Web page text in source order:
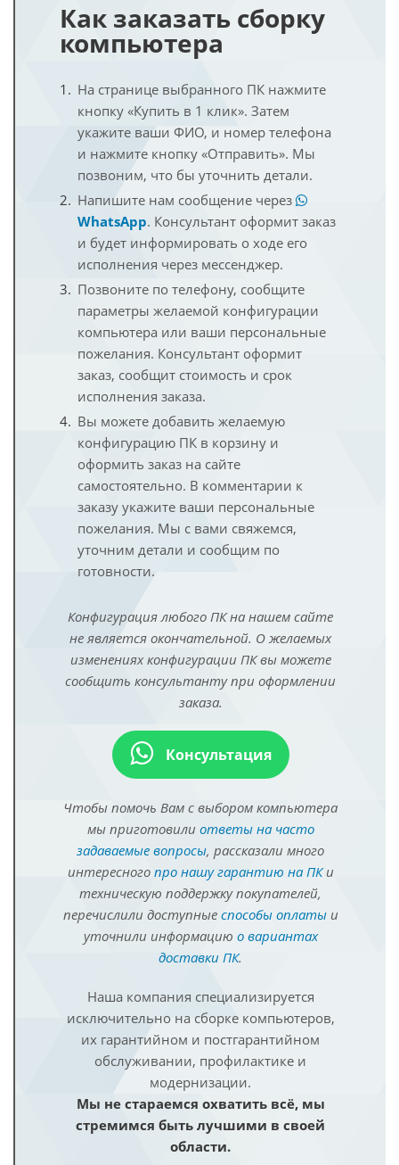
Как заказать сборку
компьютера
На странице выбранного ПК нажмите
кнопку «Купить в 1 клик». Затем
укажите ваши ФИО, и номер телефона
и нажмите кнопку «Отправить». Мы
позвоним, что бы уточнить детали.
Напишите нам сообщение через
WhatsApp. Консультант оформит заказ
и будет информировать о ходе его
исполнения через мессенджер.
Позвоните по телефону, сообщите
параметры желаемой конфигурации
компьютера или ваши персональные
пожелания. Консультант оформит
заказ, сообщит стоимость и срок
исполнения заказа.
Вы можете добавить желаемую
конфигурацию ПК в корзину и
оформить заказ на сайте
самостоятельно. В комментарии к
заказу укажите ваши персональные
пожелания. Мы с вами свяжемся,
уточним детали и сообщим по
готовности.
Конфигурация любого ПК на нашем сайте
не является окончательной. О желаемых
изменениях конфигурации ПК вы можете
сообщить консультанту при оформлении
заказа.
Консультация
Чтобы помочь Вам с выбором компьютера
мы приготовили ответы на часто
задаваемые вопросы, рассказали много
интересного про нашу гарантию на ПКи
техническую поддержку покупателей,
перечислили доступные способы оплатыи
уточнили информацию о вариантах
доставки ПК.
Наша компания специализируется
исключительно на сборке компьютеров,
их гарантийном и постгарантийном
обслуживании, профилактике и
модернизации.
Мы не стараемся охватить всё, мы
стремимся быть лучшими в своей
области.